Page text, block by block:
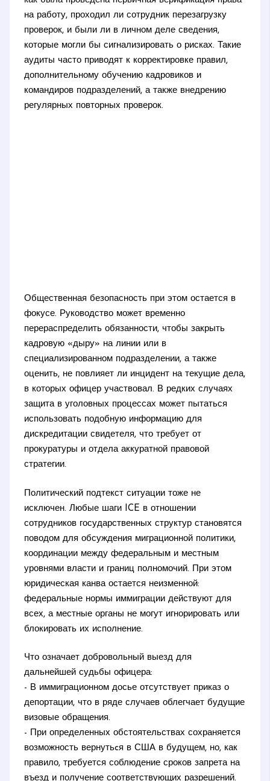
на работу, проходил ли сотрудник перезагрузку
проверок, и были ли в личном деле сведения,
которые могли бы сигнализировать о рисках. Такие
аудиты часто приводят к корректировке правил,
дополнительному обучению кадровиков и
командиров подразделений, а также внедрению
регулярных повторных проверок.
Общественная безопасность при этом остается в
фокусе. Руководство может временно
перераспределить обязанности, чтобы закрыть
кадровую «дыру» на линии или в
специализированном подразделении, а также
оценить, не повлияет ли инцидент на текущие дела,
в которых офицер участвовал. В редких случаях
защита в уголовных процессах может пытаться
использовать подобную информацию для
дискредитации свидетеля, что требует от
прокуратуры и отдела аккуратной правовой
стратегии.
Политический подтекст ситуации тоже не
исключен. Любые шаги ICE в отношении
сотрудников государственных структур становятся
поводом для обсуждения миграционной политики,
координации между федеральным и местным
уровнями власти и границ полномочий. При этом
юридическая канва остается неизменной:
федеральные нормы иммиграции действуют для
всех, а местные органы не могут игнорировать или
блокировать их исполнение.
Что означает добровольный выезд для
дальнейшей судьбы офицера:
- В иммиграционном досье отсутствует приказ о
депортации, что в ряде случаев облегчает будущие
визовые обращения.
- При определенных обстоятельствах сохраняется
возможность вернутьcя в США в будущем, но, как
правило, требуется соблюдение сроков запрета на
въезд и получение соответствующих разрешений.